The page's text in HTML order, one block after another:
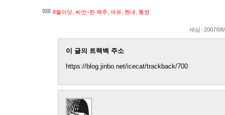
8월이닷 씨언~한 맥주 여유 짠내 통영
새삼 2007/
이 글의 트랙백 주소
https://blog.jinbo.net/icecat/trackback/700